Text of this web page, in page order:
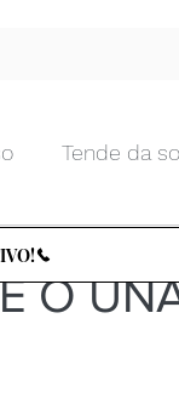
Tende da
da interno
O